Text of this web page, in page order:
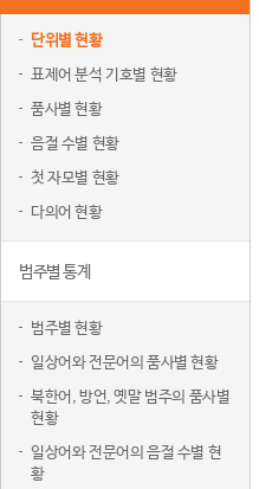
단위별 현황
표제어 분석 기호별 현황
품사별 현황
음절 수별 현황
첫 자모별 현황
다의어 현황
범주별 통계
범주별 현황
일상어와 전문어의 품사별 현황
북한어, 방언, 옛말 범주의 품사별
현황
일상어와 전문어의 음절 수별 현
황